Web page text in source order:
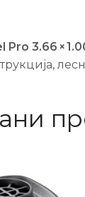
3.66 ×